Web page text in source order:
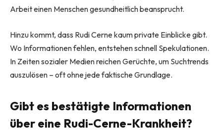
Arbeit einen Menschen gesundheitlich beansprucht.
Hinzu kommt, dass Rudi Cerne kaum private Einblicke gibt.
Wo Informationen fehlen, entstehen schnell Spekulationen.
In Zeiten sozialer Medien reichen Gerüchte, um Suchtrends
auszulösen – oft ohne jede faktische Grundlage.
Gibt es bestätigte Informationen
über eine Rudi-Cerne-Krankheit?